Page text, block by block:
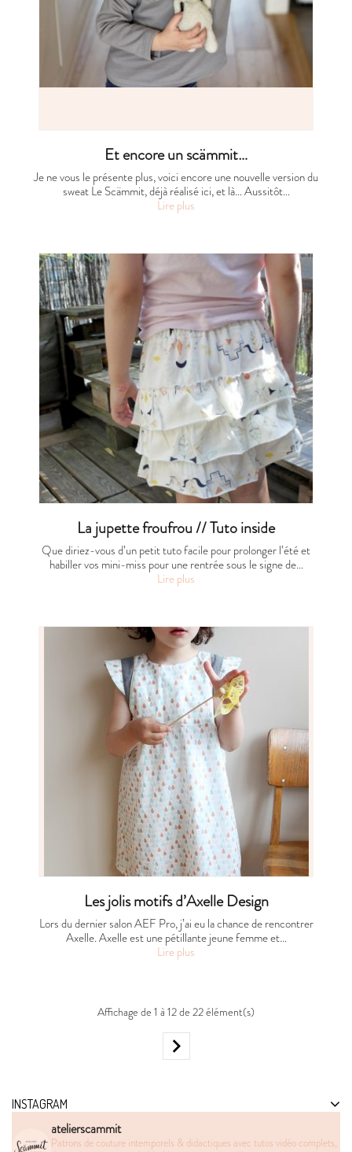
Et encore un scämmit…
Je ne vous le présente plus, voici encore une nouvelle version du
sweat Le Scämmit, déjà réalisé ici, et là… Aussitôt…
Lire plus
La jupette froufrou // Tuto inside
Que diriez-vous d’un petit tuto facile pour prolonger l’été et
habiller vos mini-miss pour une rentrée sous le signe de…
Lire plus
Les jolis motifs d’Axelle Design
Lors du dernier salon AEF Pro, j’ai eu la chance de rencontrer
Axelle. Axelle est une pétillante jeune femme et…
Lire plus
Affichage de 1 à 12 de 22 élément(s)

INSTAGRAM
atelierscammit
Patrons de couture intemporels & didactiques avec tutos vidéo complets,